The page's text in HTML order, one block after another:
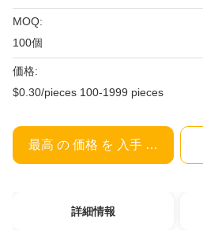
MOQ:
100個
価格:
$0.30/pieces 100-1999 pieces
最高 の 価格 を 入手 する
詳細情報